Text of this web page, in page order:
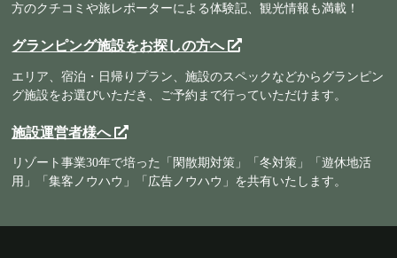
方のクチコミや旅レポーターによる体験記、観光情報も満載！
グランピング施設をお探しの方へ
エリア、宿泊・日帰りプラン、施設のスペックなどからグランピン
グ施設をお選びいただき、ご予約まで行っていただけます。
施設運営者様へ
リゾート事業30年で培った「閑散期対策」「冬対策」「遊休地活
用」「集客ノウハウ」「広告ノウハウ」を共有いたします。